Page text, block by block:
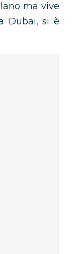
ma vive
Dubai, si è